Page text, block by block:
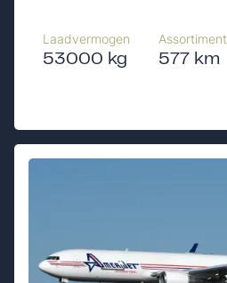
Laadvermogen
53000 kg
Assortiment
577 km